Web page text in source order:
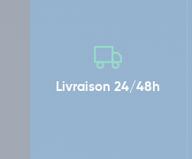
Livraison 24/48h